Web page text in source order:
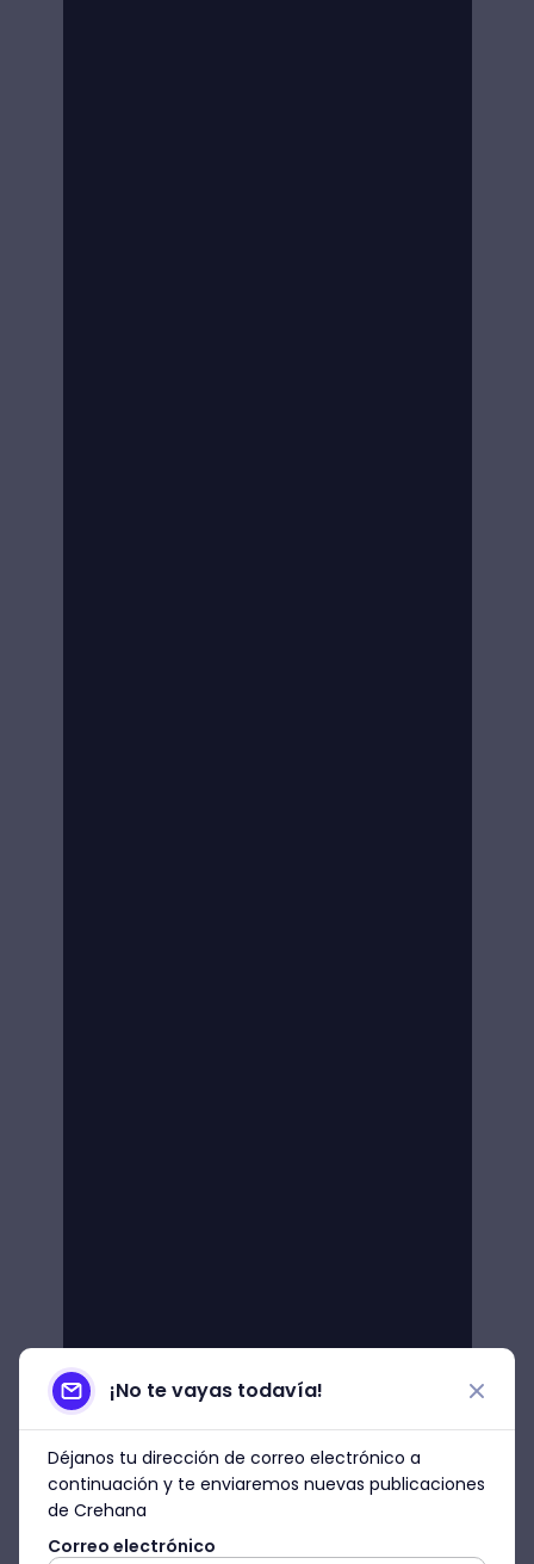
2. Piskel
¡No te vayas todavía!
Déjanos tu dirección de correo electrónico a
continuación y te enviaremos nuevas publicaciones
de Crehana
Correo electrónico